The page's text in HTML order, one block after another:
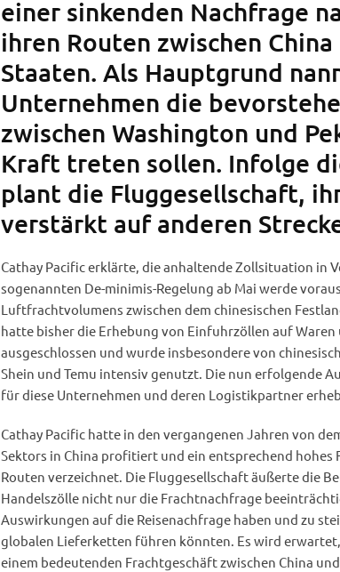
einer sinkenden Nachfrage
ihren Routen zwischen
Staaten. Als Hauptgrund
Unternehmen die
zwischen Washington und
Kraft treten sollen. Infolge
plant die Fluggesellschaft,
verstärkt auf anderen
Cathay Pacific erklärte, die anhaltende Zollsituation in
sogenannten De-minimis-Regelung ab Mai werde
Luftfrachtvolumens zwischen dem chinesischen
hatte bisher die Erhebung von Einfuhrzöllen auf Waren
ausgeschlossen und wurde insbesondere von
Shein und Temu intensiv genutzt. Die nun erfolgende
für diese Unternehmen und deren Logistikpartner
Cathay Pacific hatte in den vergangenen Jahren von
Sektors in China profitiert und ein entsprechend
Routen verzeichnet. Die Fluggesellschaft äußerte die
Handelszölle nicht nur die Frachtnachfrage
Auswirkungen auf die Reisenachfrage haben und zu
globalen Lieferketten führen könnten. Es wird
einem bedeutenden Frachtgeschäft zwischen China